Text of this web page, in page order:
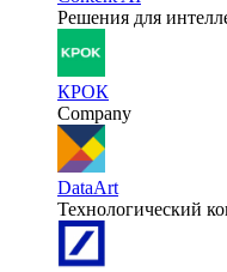
Решения для
КРОК
Company
DataArt
Технологический